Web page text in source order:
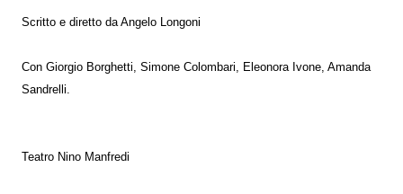
Scritto e diretto da Angelo Longoni
Con Giorgio Borghetti, Simone Colombari, Eleonora Ivone, Amanda
Sandrelli.
Teatro Nino Manfredi